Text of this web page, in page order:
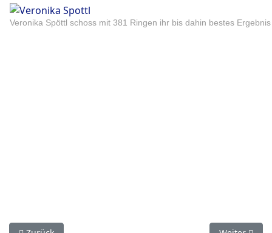
Veronika Spöttl schoss mit 381 Ringen ihr bis dahin bestes